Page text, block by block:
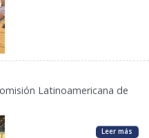
Latinoamericana de
Leer más